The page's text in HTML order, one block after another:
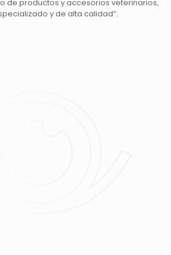
de productos y accesorios veterinarios,
y de alta calidad”.